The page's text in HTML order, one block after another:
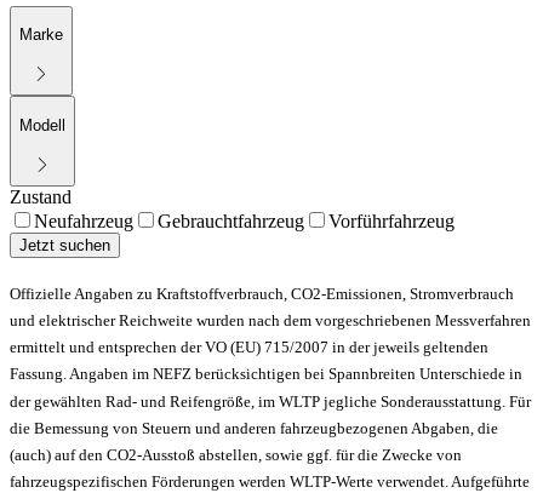
Marke
Modell
Zustand
Neufahrzeug
Gebrauchtfahrzeug Vorführfahrzeug
Jetzt suchen
Offizielle Angaben zu Kraftstoffverbrauch, CO2-Emissionen, Stromverbrauch
und elektrischer Reichweite wurden nach dem vorgeschriebenen Messverfahren
ermittelt und entsprechen der VO (EU) 715/2007 in der jeweils geltenden
Fassung. Angaben im NEFZ berücksichtigen bei Spannbreiten Unterschiede in
der gewählten Rad- und Reifengröße, im WLTP jegliche Sonderausstattung. Für
die Bemessung von Steuern und anderen fahrzeugbezogenen Abgaben, die
(auch) auf den CO2-Ausstoß abstellen, sowie ggf. für die Zwecke von
fahrzeugspezifischen Förderungen werden WLTP-Werte verwendet. Aufgeführte